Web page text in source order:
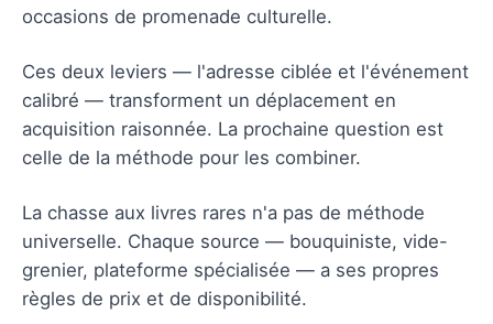
occasions de promenade culturelle.
Ces deux leviers — l'adresse ciblée et l'événement
calibré — transforment un déplacement en
acquisition raisonnée. La prochaine question est
celle de la méthode pour les combiner.
La chasse aux livres rares n'a pas de méthode
universelle. Chaque source — bouquiniste, vide-
grenier, plateforme spécialisée — a ses propres
règles de prix et de disponibilité.